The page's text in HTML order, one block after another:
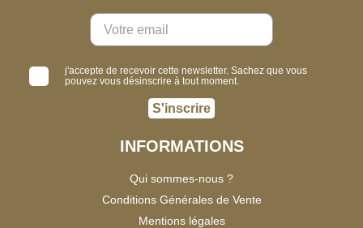
j'accepte de recevoir cette newsletter. Sachez que vous
pouvez vous désinscrire à tout moment.
S'inscrire
INFORMATIONS
Qui sommes-nous ?
Conditions Générales de Vente
Mentions légales